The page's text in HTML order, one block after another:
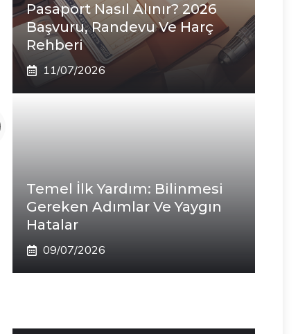
Pasaport Nasıl Alınır? 2026
Başvuru, Randevu Ve Harç
Rehberi
11/07/2026
Temel İlk Yardım: Bilinmesi
Gereken Adımlar Ve Yaygın
Hatalar
09/07/2026